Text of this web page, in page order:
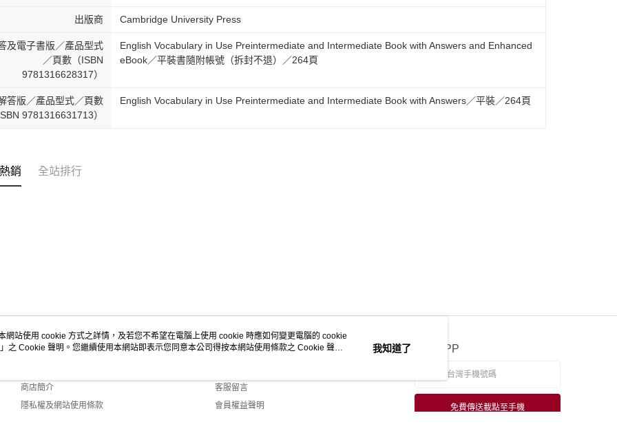
出版商 Cambridge University Press
及電子書版／產品型式
／頁數（ISBN
9781316628317）
English Vocabulary in Use Preintermediate and Intermediate Book with Answers and Enhanced
eBook／平裝書隨附帳號（拆封不退）／264頁
答版／產品型式／頁數
9781316631713）
English Vocabulary in Use Preintermediate and Intermediate Book with Answers／平裝／264頁
銷 全站排行
關於我們
商店簡介
隱私權及網站使用條款
客服資訊
客服留言
會員權益聲明
官方APP
免費傳送載點至手機
網站使用 cookie 方式之詳情，及若您不希望在電腦上使用 cookie 時應如何變更電腦的 cookie
」之 Cookie 聲明。您繼續使用本網站即表示您同意本公司得按本網站使用條款之 Cookie 聲明
我知道了